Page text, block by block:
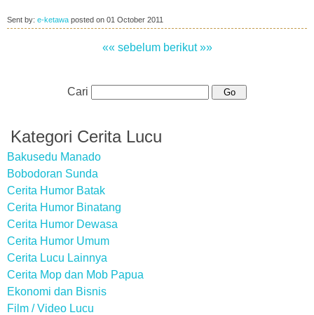
Sent by: e-ketawa posted on 01 October 2011
«« sebelum berikut »»
Cari
Kategori Cerita Lucu
Bakusedu Manado
Bobodoran Sunda
Cerita Humor Batak
Cerita Humor Binatang
Cerita Humor Dewasa
Cerita Humor Umum
Cerita Lucu Lainnya
Cerita Mop dan Mob Papua
Ekonomi dan Bisnis
Film / Video Lucu